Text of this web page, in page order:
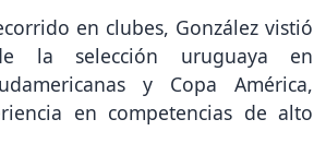
en clubes, González vistió
la selección uruguaya en
y Copa América,
en competencias de alto